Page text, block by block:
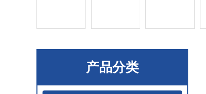
产品分类